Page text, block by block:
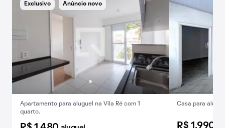
Exclusivo Anúncio novo
Apartamento para aluguel na Vila Ré com 1
quarto.
Casa para
R$ 1.990